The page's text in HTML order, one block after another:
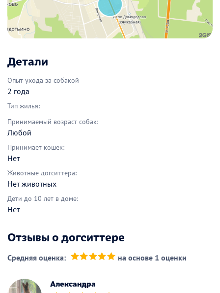
Детали
Опыт ухода за собакой
2 года
Тип жилья:
Принимаемый возраст собак:
Любой
Принимает кошек:
Нет
Животные догситтера:
Нет животных
Дети до 10 лет в доме:
Нет
Отзывы о догситтере
Средняя оценка: на основе 1 оценки
Александра